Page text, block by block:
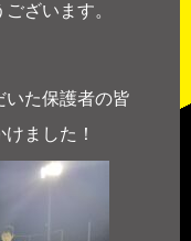
ざいます。
いた保護者の皆
ました！